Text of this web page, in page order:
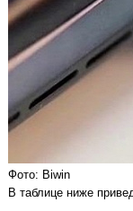
Фото: Biwin
В таблице ниже